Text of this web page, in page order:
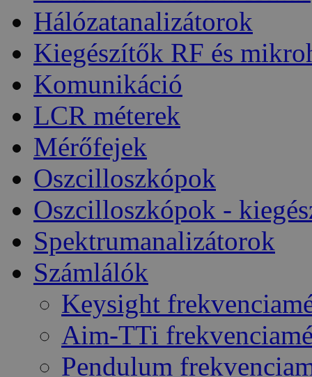
Hálózatanalizátorok
Kiegészítők RF és
Komunikáció
LCR méterek
Mérőfejek
Oszcilloszkópok
Oszcilloszkópok -
Spektrumanalizátorok
Számlálók
Keysight
Aim-TTi
Pendulum